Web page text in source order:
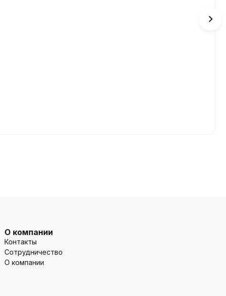
О компании
Контакты
Сотрудничество
О компании